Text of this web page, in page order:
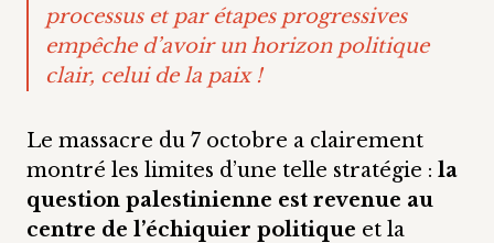
processus et par étapes progressives
empêche d’avoir un horizon politique
clair, celui de la paix !
Le massacre du 7 octobre a clairement
montré les limites d’une telle stratégie : la
question palestinienne est revenue au
centre de l’échiquier politique et la